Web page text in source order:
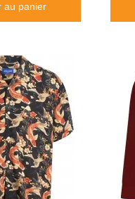
au panier